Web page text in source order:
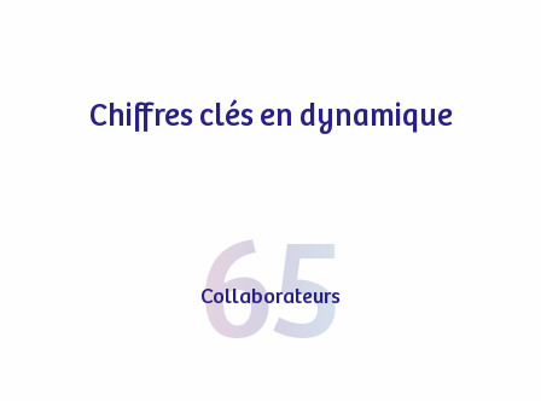
Chiffres clés en dynamique
65
Collaborateurs